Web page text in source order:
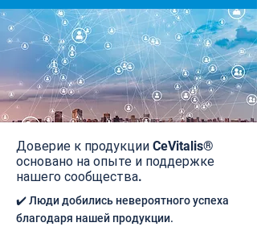
Доверие к продукции CeVitalis®
основано на опыте и поддержке
нашего сообщества.
✔️ Люди добились невероятного успеха
благодаря нашей продукции.